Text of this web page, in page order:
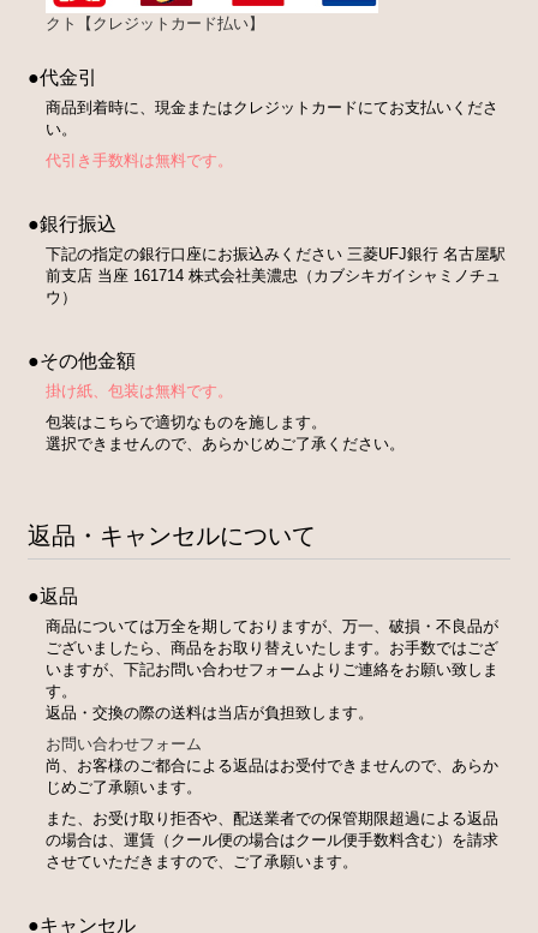
クト【クレジットカード払い】
●代金引
商品到着時に、現金またはクレジットカードにてお支払いくださ
い。
代引き手数料は無料です。
●銀行振込
下記の指定の銀行口座にお振込みください 三菱UFJ銀行 名古屋駅
前支店 当座 161714 株式会社美濃忠（カブシキガイシャミノチュ
ウ）
●その他金額
掛け紙、包装は無料です。
包装はこちらで適切なものを施します。
選択できませんので、あらかじめご了承ください。
返品・キャンセルについて
●返品
商品については万全を期しておりますが、万一、破損・不良品が
ございましたら、商品をお取り替えいたします。お手数ではござ
いますが、下記お問い合わせフォームよりご連絡をお願い致しま
す。
返品・交換の際の送料は当店が負担致します。
お問い合わせフォーム
尚、お客様のご都合による返品はお受付できませんので、あらか
じめご了承願います。
また、お受け取り拒否や、配送業者での保管期限超過による返品
の場合は、運賃（クール便の場合はクール便手数料含む）を請求
させていただきますので、ご了承願います。
●キャンセル